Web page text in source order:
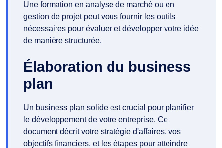
Une formation en analyse de marché ou en
gestion de projet peut vous fournir les outils
nécessaires pour évaluer et développer votre idée
de manière structurée.
Élaboration du business
plan
Un business plan solide est crucial pour planifier
le développement de votre entreprise. Ce
document décrit votre stratégie d'affaires, vos
objectifs financiers, et les étapes pour atteindre